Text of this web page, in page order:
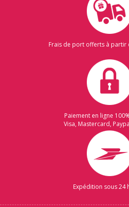
Frais de port offerts à partir
Paiement en ligne
Visa, Mastercard,
Expédition sous 24